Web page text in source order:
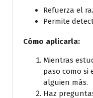
Refuerza el
Permite
Cómo aplicarla:
Mientras
paso como si
alguien más.
Haz